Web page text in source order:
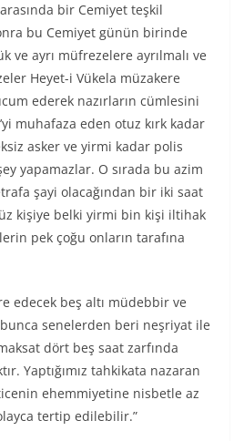
bir Cemiyet teşkil
bu Cemiyet günün birinde
ve ayrı müfrezelere ayrılmalı ve
Heyet-i Vükela müzakere
ederek nazırların cümlesini
muhafaza eden otuz kırk kadar
asker ve yirmi kadar polis
yapamazlar. O sırada bu azim
şayi olacağından bir iki saat
kişiye belki yirmi bin kişi iltihak
pek çoğu onların tarafına
edecek beş altı müdebbir ve
senelerden beri neşriyat ile
dört beş saat zarfında
Yaptığımız tahkikata nazaran
ehemmiyetine nisbetle az
tertip edilebilir.”